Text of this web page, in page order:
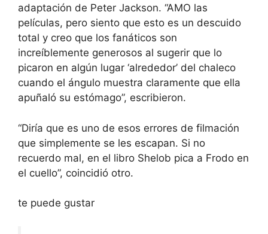
adaptación de Peter Jackson. “AMO las
películas, pero siento que esto es un descuido
total y creo que los fanáticos son
increíblemente generosos al sugerir que lo
picaron en algún lugar ‘alrededor’ del chaleco
cuando el ángulo muestra claramente que ella
apuñaló su estómago”, escribieron.
“Diría que es uno de esos errores de filmación
que simplemente se les escapan. Si no
recuerdo mal, en el libro Shelob pica a Frodo en
el cuello”, coincidió otro.
te puede gustar